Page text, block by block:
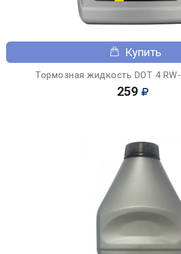
Купить
Тормозная жидкость DOT 4
259